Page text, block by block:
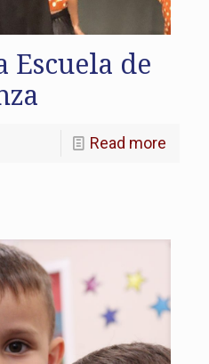
Escuela de
Read more